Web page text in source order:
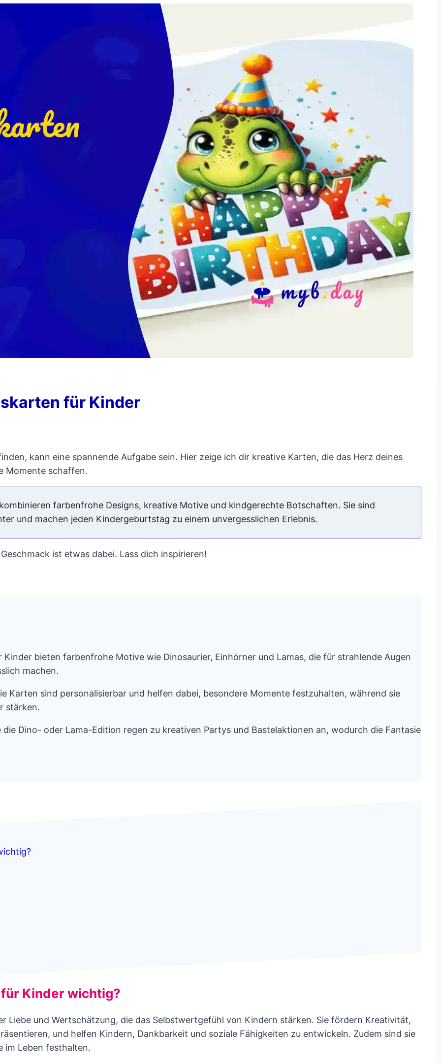
für Kinder
kann eine spannende Aufgabe sein. Hier zeige ich dir kreative Karten, die das Herz deines
Momente schaffen.
farbenfrohe Designs, kreative Motive und kindgerechte Botschaften. Sie sind
und machen jeden Kindergeburtstag zu einem unvergesslichen Erlebnis.
ist etwas dabei. Lass dich inspirieren!
bieten farbenfrohe Motive wie Dinosaurier, Einhörner und Lamas, die für strahlende Augen
machen.
Karten sind personalisierbar und helfen dabei, besondere Momente festzuhalten, während sie
stärken.
Dino- oder Lama-Edition regen zu kreativen Partys und Bastelaktionen an, wodurch die Fantasie
Kinder wichtig?
und Wertschätzung, die das Selbstwertgefühl von Kindern stärken. Sie fördern Kreativität,
und helfen Kindern, Dankbarkeit und soziale Fähigkeiten zu entwickeln. Zudem sind sie
im Leben festhalten.